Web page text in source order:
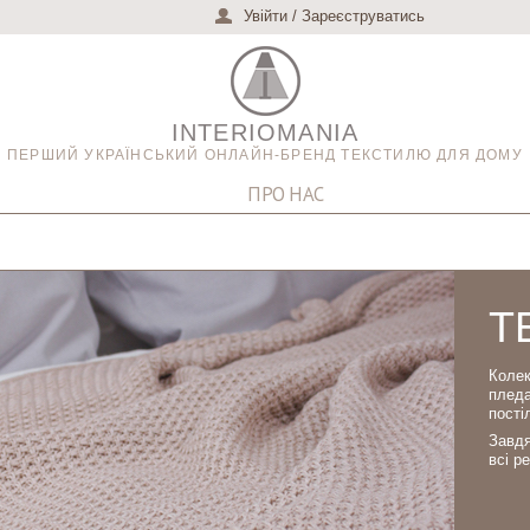
Увійти / Зареєструватись
INTERIOMANIA
ПЕРШИЙ УКРАЇНСЬКИЙ ОНЛАЙН-БРЕНД ТЕКСТИЛЮ ДЛЯ ДОМУ
ПРО НАС
всі